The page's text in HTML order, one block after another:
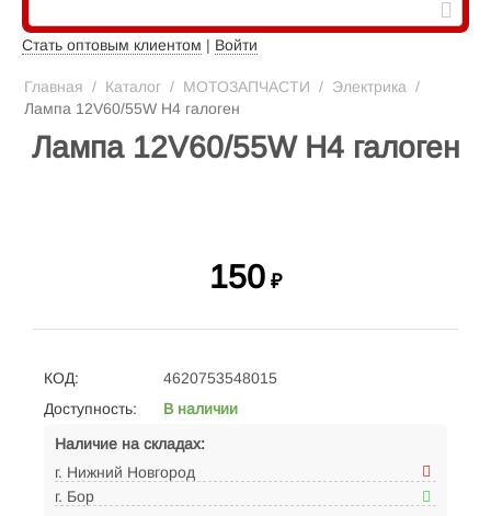
Стать оптовым клиентом | Войти
Главная / Каталог / МОТОЗАПЧАСТИ / Электрика /
Лампа 12V60/55W H4 галоген
Лампа 12V60/55W H4 галоген
150 ₽
КОД:
4620753548015
Доступность:
В наличии
Наличие на складах:
г. Нижний Новгород
г. Бор